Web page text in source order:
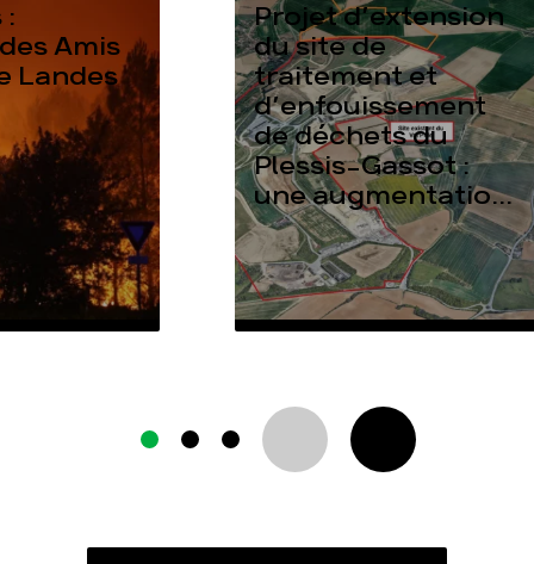
:
Amis
Landes
Projet d’extension
du site de
traitement et
d’enfouissement
de déchets du
Plessis-Gassot :
une augmentatio...